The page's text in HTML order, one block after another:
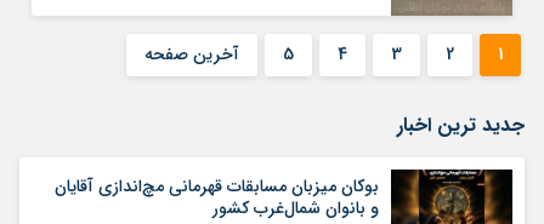
1
2
3
4
5 آخرین صفحه
جدید ترین اخبار
بوکان میزبان مسابقات قهرمانی مچ‌اندازی آقایان
و بانوان شمال‌غرب کشور